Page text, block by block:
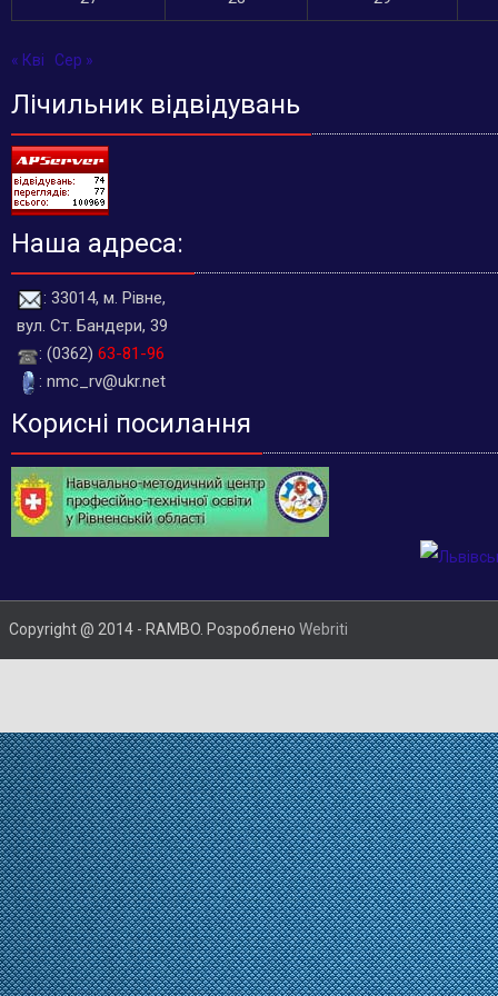
« Кві Сер »
Лічильник відвідувань
Наша адреса:
: 33014, м. Рівне,
вул. Ст. Бандери, 39
: (0362) 63-81-96
: nmc_rv@ukr.net
Корисні посилання
Copyright @ 2014 - RAMBO. Розроблено Webriti